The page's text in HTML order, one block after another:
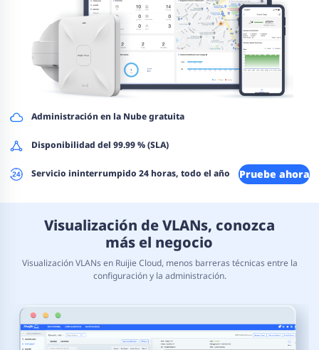
Administración en la Nube gratuita
Disponibilidad del 99.99 % (SLA)
Servicio ininterrumpido 24 horas, todo el año Pruebe ahora
Visualización de VLANs, conozca
más el negocio
Visualización VLANs en Ruijie Cloud, menos barreras técnicas entre la
configuración y la administración.